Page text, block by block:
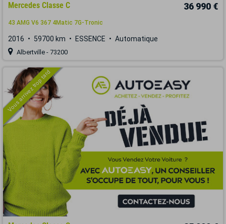
Mercedes Classe C 36 990 €
43 AMG V6 367 4Matic 7G-Tronic
2016 59700 km ESSENCE Automatique
Albertville - 73200
Vous arrivez trop tard